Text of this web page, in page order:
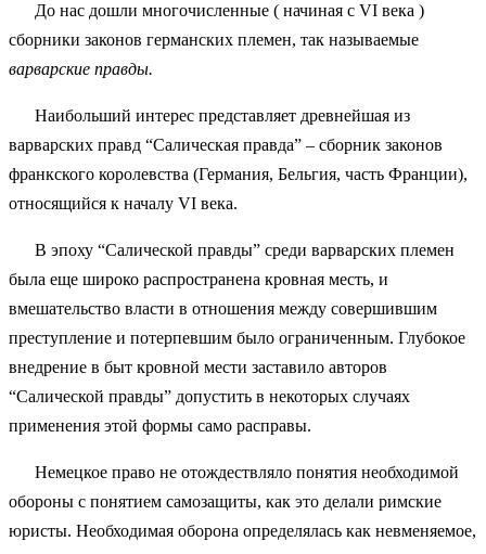
До нас дошли многочисленные ( начиная с VI века )
сборники законов германских племен, так называемые
варварские правды.
Наибольший интерес представляет древнейшая из
варварских правд “Салическая правда” – сборник законов
франкского королевства (Германия, Бельгия, часть Франции),
относящийся к началу VI века.
В эпоху “Салической правды” среди варварских племен
была еще широко распространена кровная месть, и
вмешательство власти в отношения между совершившим
преступление и потерпевшим было ограниченным. Глубокое
внедрение в быт кровной мести заставило авторов
“Салической правды” допустить в некоторых случаях
применения этой формы само расправы.
Немецкое право не отождествляло понятия необходимой
обороны с понятием самозащиты, как это делали римские
юристы. Необходимая оборона определялась как невменяемое,